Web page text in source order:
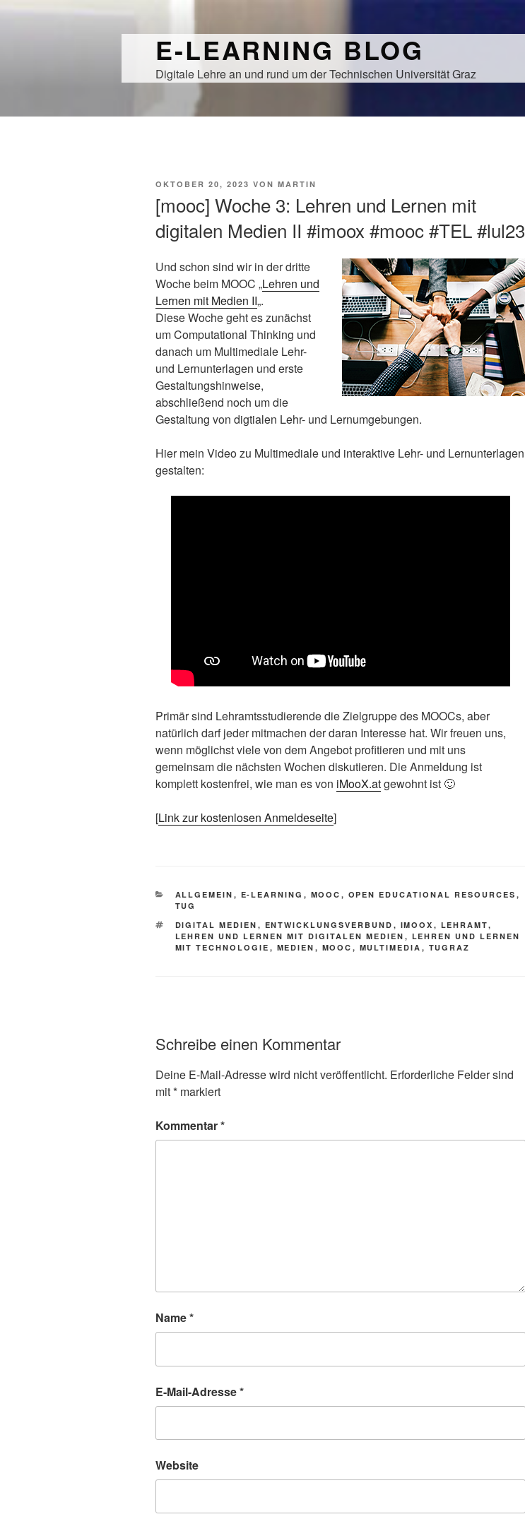
E-LEARNING BLOG
Digitale Lehre an und rund um der Technischen Universität Graz
VERÖFFENTLICHT
OKTOBER 20, 2023 VON MARTIN
[mooc] Woche 3: Lehren und Lernen mit
digitalen Medien II #imoox #mooc #TEL #lul23
Und schon sind wir in der dritte
Woche beim MOOC „Lehren und
Lernen mit Medien II„.
Diese Woche geht es zunächst
um Computational Thinking und
danach um Multimediale Lehr-
und Lernunterlagen und erste
Gestaltungshinweise,
abschließend noch um die
Gestaltung von digtialen Lehr- und Lernumgebungen.
Hier mein Video zu Multimediale und interaktive Lehr- und Lernunterlagen
gestalten:
Primär sind Lehramtsstudierende die Zielgruppe des MOOCs, aber
natürlich darf jeder mitmachen der daran Interesse hat. Wir freuen uns,
wenn möglichst viele von dem Angebot profitieren und mit uns
gemeinsam die nächsten Wochen diskutieren. Die Anmeldung ist
komplett kostenfrei, wie man es von iMooX.atgewohnt ist 🙂
[Link zur kostenlosen Anmeldeseite]
KATEGORIEN
ALLGEMEIN , E-LEARNING , MOOC , OPEN EDUCATIONAL RESOURCES ,
TUG
SCHLAGWÖRTER
DIGITAL MEDIEN , ENTWICKLUNGSVERBUND , IMOOX , LEHRAMT,
LEHREN UND LERNEN MIT DIGITALEN MEDIEN , LEHREN UND LERNEN
MIT TECHNOLOGIE , MEDIEN , MOOC , MULTIMEDIA , TUGRAZ
Schreibe einen Kommentar
Deine E-Mail-Adresse wird nicht veröffentlicht. Erforderliche Felder sind
mit* markiert
Kommentar*
Name*
E-Mail-Adresse*
Website